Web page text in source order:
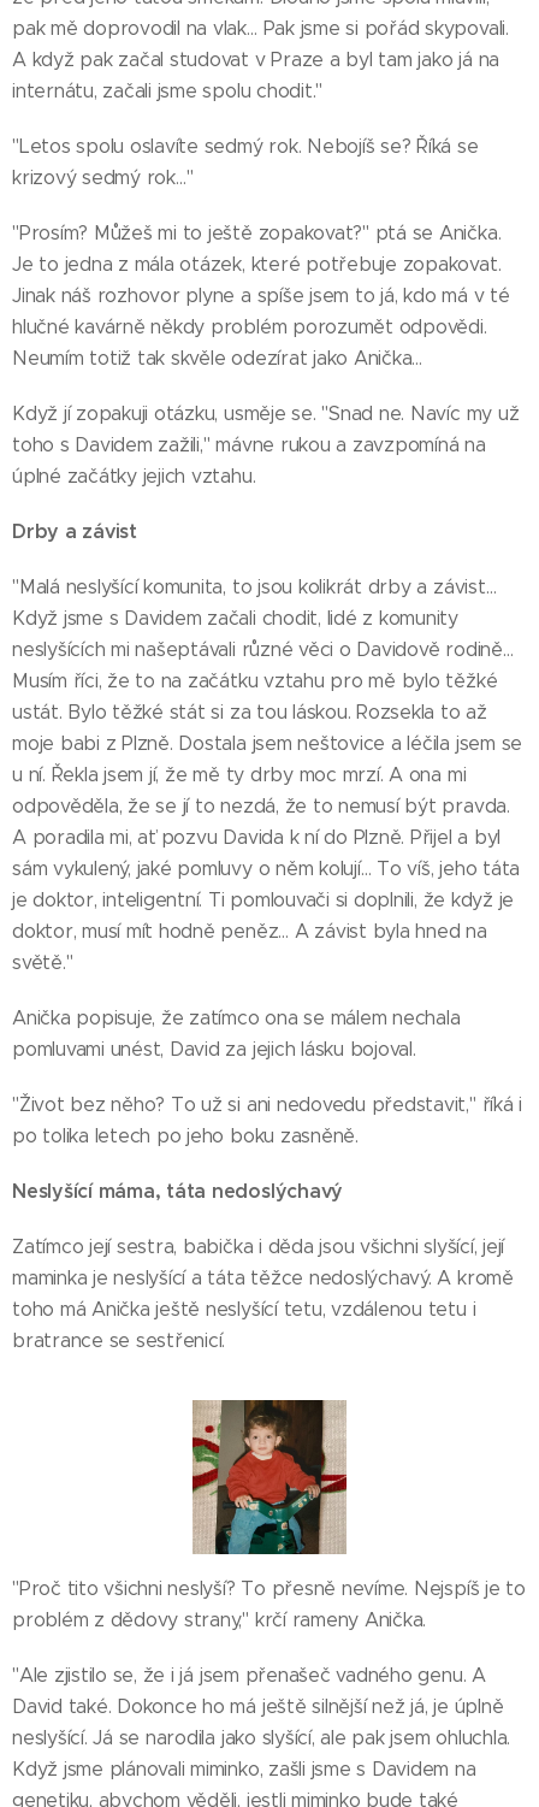
pak mě doprovodil na vlak… Pak jsme si pořád skypovali.
A když pak začal studovat v Praze a byl tam jako já na
internátu, začali jsme spolu chodit."
"Letos spolu oslavíte sedmý rok. Nebojíš se? Říká se
krizový sedmý rok…"
"Prosím? Můžeš mi to ještě zopakovat?" ptá se Anička.
Je to jedna z mála otázek, které potřebuje zopakovat.
Jinak náš rozhovor plyne a spíše jsem to já, kdo má v té
hlučné kavárně někdy problém porozumět odpovědi.
Neumím totiž tak skvěle odezírat jako Anička…
Když jí zopakuji otázku, usměje se. "Snad ne. Navíc my už
toho s Davidem zažili," mávne rukou a zavzpomíná na
úplné začátky jejich vztahu.
Drby a závist
"Malá neslyšící komunita, to jsou kolikrát drby a závist…
Když jsme s Davidem začali chodit, lidé z komunity
neslyšících mi našeptávali různé věci o Davidově rodině…
Musím říci, že to na začátku vztahu pro mě bylo těžké
ustát. Bylo těžké stát si za tou láskou. Rozsekla to až
moje babi z Plzně. Dostala jsem neštovice a léčila jsem se
u ní. Řekla jsem jí, že mě ty drby moc mrzí. A ona mi
odpověděla, že se jí to nezdá, že to nemusí být pravda.
A poradila mi, ať pozvu Davida k ní do Plzně. Přijel a byl
sám vykulený, jaké pomluvy o něm kolují… To víš, jeho táta
je doktor, inteligentní. Ti pomlouvači si doplnili, že když je
doktor, musí mít hodně peněz… A závist byla hned na
světě."
Anička popisuje, že zatímco ona se málem nechala
pomluvami unést, David za jejich lásku bojoval.
"Život bez něho? To už si ani nedovedu představit," říká i
po tolika letech po jeho boku zasněně.
Neslyšící máma, táta nedoslýchavý
Zatímco její sestra, babička i děda jsou všichni slyšící, její
maminka je neslyšící a táta těžce nedoslýchavý. A kromě
toho má Anička ještě neslyšící tetu, vzdálenou tetu i
bratrance se sestřenicí.
"Proč tito všichni neslyší? To přesně nevíme. Nejspíš je to
problém z dědovy strany," krčí rameny Anička.
"Ale zjistilo se, že i já jsem přenašeč vadného genu. A
David také. Dokonce ho má ještě silnější než já, je úplně
neslyšící. Já se narodila jako slyšící, ale pak jsem ohluchla.
Když jsme plánovali miminko, zašli jsme s Davidem na
genetiku, abychom věděli, jestli miminko bude také